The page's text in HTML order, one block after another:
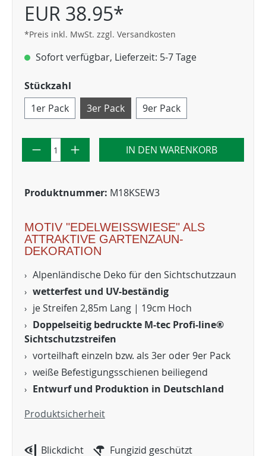
EUR 38.95*
*Preis inkl. MwSt. zzgl. Versandkosten
Sofort verfügbar, Lieferzeit: 5-7 Tage
Stückzahl
1er Pack
3er Pack 9er Pack
IN DEN WARENKORB
Produktnummer: M18KSEW3
MOTIV "EDELWEISSWIESE" ALS A
TTRAKTIVE GARTENZAUN-D
EKORATION
Alpenländische Deko für den Sichtschutzzaun
wetterfest und UV-beständig
je Streifen 2,85m Lang | 19cm Hoch
Doppelseitig bedruckte M-tec Profi-line®
Sichtschutzstreifen
vorteilhaft einzeln bzw. als 3er oder 9er Pack
weiße Befestigungsschienen beiliegend
Entwurf und Produktion in Deutschland
Produktsicherheit
Blickdicht
Fungizid geschützt